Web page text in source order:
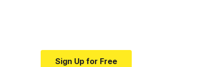
Sign Up for Free